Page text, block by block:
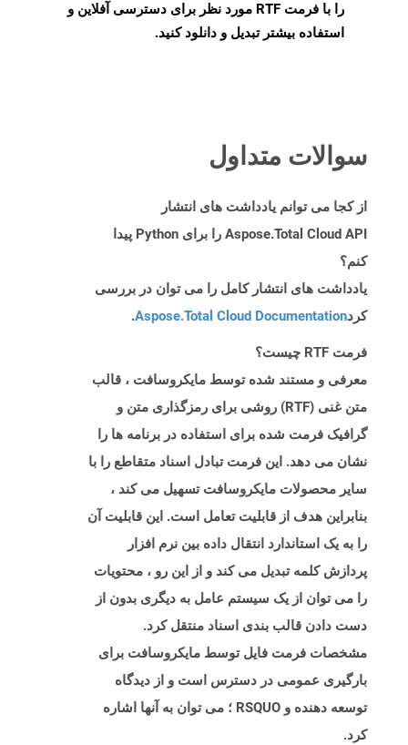
را با فرمت RTF مورد نظر برای دسترسی آفلاین و
استفاده بیشتر تبدیل و دانلود کنید.
سوالات متداول
از کجا می توانم یادداشت های انتشار
Aspose.Total Cloud API را برای Python پیدا
کنم؟
یادداشت های انتشار کامل را می توان در بررسی
کردAspose.Total Cloud Documentation
.
فرمت RTF چیست؟
معرفی و مستند شده توسط مایکروسافت ، قالب
متن غنی (RTF) روشی برای رمزگذاری متن و
گرافیک فرمت شده برای استفاده در برنامه ها را
نشان می دهد. این فرمت تبادل اسناد متقاطع را با
سایر محصولات مایکروسافت تسهیل می کند ،
بنابراین هدف از قابلیت تعامل است. این قابلیت آن
را به یک استاندارد انتقال داده بین نرم افزار
پردازش کلمه تبدیل می کند و از این رو ، محتویات
را می توان از یک سیستم عامل به دیگری بدون از
دست دادن قالب بندی اسناد منتقل کرد.
مشخصات فرمت فایل توسط مایکروسافت برای
بارگیری عمومی در دسترس است و از دیدگاه
توسعه دهنده و RSQUO ؛ می توان به آنها اشاره
کرد.